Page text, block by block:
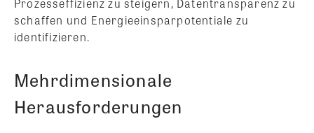
Prozesseffizienz zu steigern, Datentransparenz zu
schaffen und Energieeinsparpotentiale zu
identifizieren.
Mehrdimensionale
Herausforderungen